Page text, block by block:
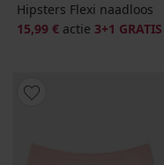
Hipsters Flexi naadloos
15,99 € actie 3+1 GRATIS